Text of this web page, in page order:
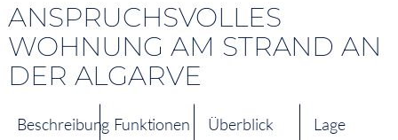
ANSPRUCHSVOLLES
WOHNUNG AM STRAND AN
DER ALGARVE
Beschreibung Funktionen Überblick Lage